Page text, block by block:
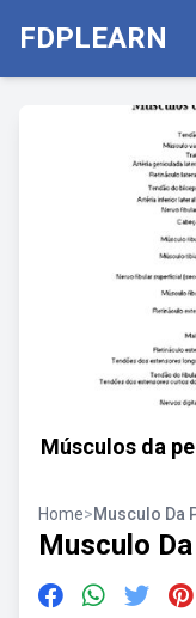
FDPLEARN
Músculos da
Home>Musculo Da
Musculo